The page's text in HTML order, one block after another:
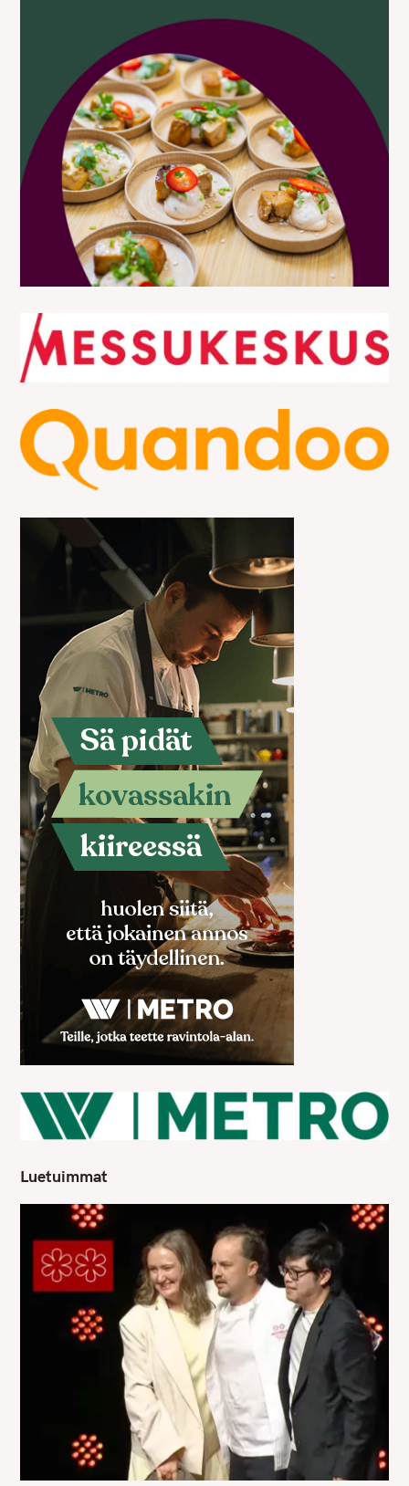
Luetuimmat